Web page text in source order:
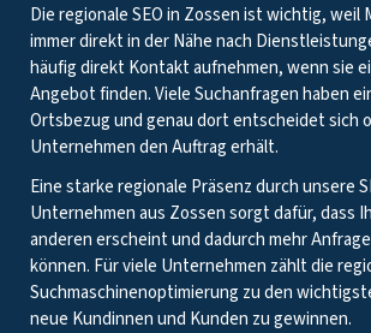
Die regionale SEO in Zossen ist wichtig, weil
immer direkt in der Nähe nach
häufig direkt Kontakt aufnehmen, wenn sie
Angebot finden. Viele Suchanfragen haben
Ortsbezug und genau dort entscheidet sich
Unternehmen den Auftrag erhält.
Eine starke regionale Präsenz durch unsere
Unternehmen aus Zossen sorgt dafür, dass
anderen erscheint und dadurch mehr
können. Für viele Unternehmen zählt die
Suchmaschinenoptimierung zu den
neue Kundinnen und Kunden zu gewinnen.